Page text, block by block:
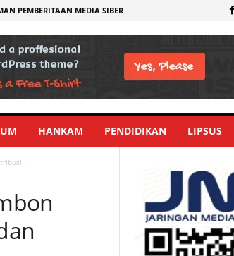
PEMBERITAAN MEDIA SIBER
HANKAM PENDIDIKAN LIPSUS